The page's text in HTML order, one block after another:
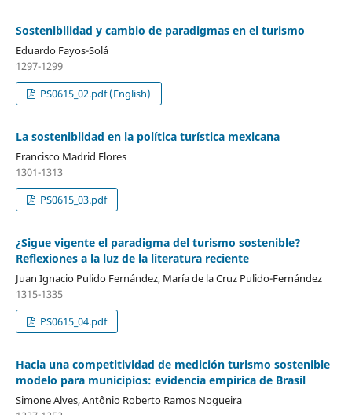
Sostenibilidad y cambio de paradigmas en el turismo
Eduardo Fayos-Solá
1297-1299
PS0615_02.pdf (English)
La sosteniblidad en la política turística mexicana
Francisco Madrid Flores
1301-1313
PS0615_03.pdf
¿Sigue vigente el paradigma del turismo sostenible?
Reflexiones a la luz de la literatura reciente
Juan Ignacio Pulido Fernández, María de la Cruz Pulido-Fernández
1315-1335
PS0615_04.pdf
Hacia una competitividad de medición turismo sostenible
modelo para municipios: evidencia empírica de Brasil
Simone Alves, Antônio Roberto Ramos Nogueira